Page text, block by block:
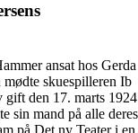
ansat hos Gerda
mødte skuespilleren Ib
gift den 17. marts 1924
sin mand på alle deres
på Det ny Teater i en